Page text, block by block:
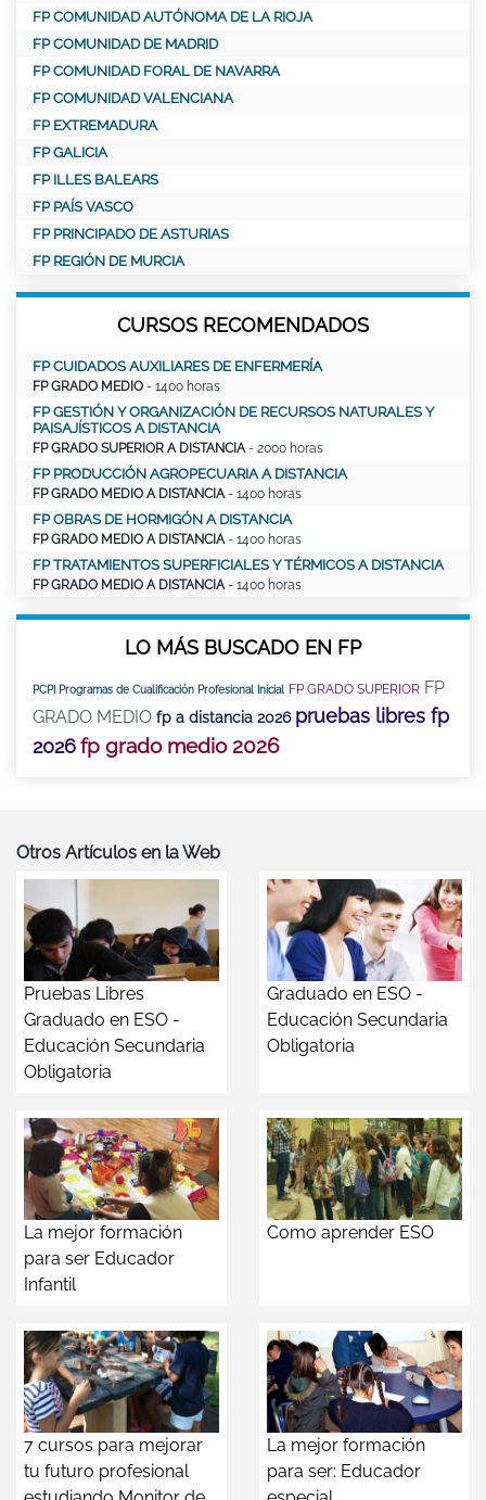
FP COMUNIDAD AUTÓNOMA DE LA RIOJA
FP COMUNIDAD DE MADRID
FP COMUNIDAD FORAL DE NAVARRA
FP COMUNIDAD VALENCIANA
FP EXTREMADURA
FP GALICIA
FP ILLES BALEARS
FP PAÍS VASCO
FP PRINCIPADO DE ASTURIAS
FP REGIÓN DE MURCIA
CURSOS RECOMENDADOS
FP CUIDADOS AUXILIARES DE ENFERMERÍA
FP GRADO MEDIO - 1400 horas
FP GESTIÓN Y ORGANIZACIÓN DE RECURSOS NATURALES Y
PAISAJÍSTICOS A DISTANCIA
FP GRADO SUPERIOR A DISTANCIA- 2000 horas
FP PRODUCCIÓN AGROPECUARIA A DISTANCIA
FP GRADO MEDIO A DISTANCIA- 1400 horas
FP OBRAS DE HORMIGÓN A DISTANCIA
FP GRADO MEDIO A DISTANCIA- 1400 horas
FP TRATAMIENTOS SUPERFICIALES Y TÉRMICOS A DISTANCIA
FP GRADO MEDIO A DISTANCIA- 1400 horas
LO MÁS BUSCADO EN FP
PCPI Programas de Cualificación Profesional Inicial FP GRADO SUPERIOR FP
GRADO MEDIO fp a distancia 2026 pruebas libres fp
2026fp grado medio 2026
Otros Artículos en la Web
Pruebas Libres
Graduado en ESO -
Educación Secundaria
Obligatoria
Graduado en ESO -
Educación Secundaria
Obligatoria
La mejor formación
para ser Educador
Infantil
Como aprender ESO
7 cursos para mejorar
tu futuro profesional
La mejor formación
para ser: Educador